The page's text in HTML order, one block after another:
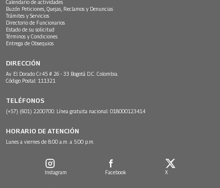
Calendario de actividades
Buzón Peticiones, Quejas, Reclamos y Denuncias
Trámites y Servicios
Directorio de Funcionarios
Estado de su solicitud
Términos y Condiciones
Entrega de Obsequios
DIRECCIÓN
Av. El Dorado Cr.45 # 26 - 33 Bogotá D.C. Colombia.
Código Postal: 111321
TELÉFONOS
(+57) (601) 2200700. Línea gratuita nacional: 018000123414
HORARIO DE ATENCIÓN
Lunes a viernes de 8:00 a.m. a 5:00 p.m.
Instagram Facebook X